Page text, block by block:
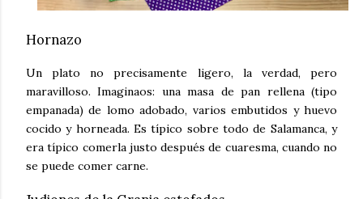
Hornazo
Un plato no precisamente ligero, la verdad, pero
maravilloso. Imaginaos: una masa de pan rellena (tipo
empanada) de lomo adobado, varios embutidos y huevo
cocido y horneada. Es típico sobre todo de Salamanca, y
era típico comerla justo después de cuaresma, cuando no
se puede comer carne.